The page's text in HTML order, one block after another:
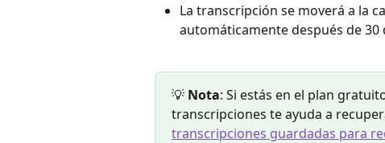
La transcripción se moverá a la
automáticamente después de 30
💡 Nota: Si estás en el plan
transcripciones te ayuda a
transcripciones guardadas para